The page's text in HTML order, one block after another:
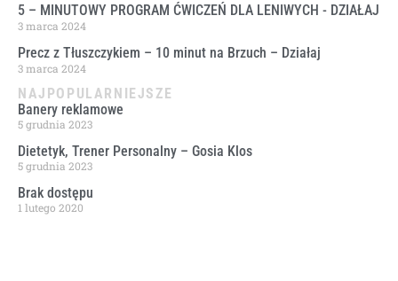
5 – MINUTOWY PROGRAM ĆWICZEŃ DLA LENIWYCH ​- DZIAŁAJ
3 marca 2024
Precz z Tłuszczykiem – 10 minut na Brzuch – Działaj
3 marca 2024
NAJPOPULARNIEJSZE
Banery reklamowe
5 grudnia 2023
Dietetyk, Trener Personalny – Gosia Klos
5 grudnia 2023
Brak dostępu
1 lutego 2020